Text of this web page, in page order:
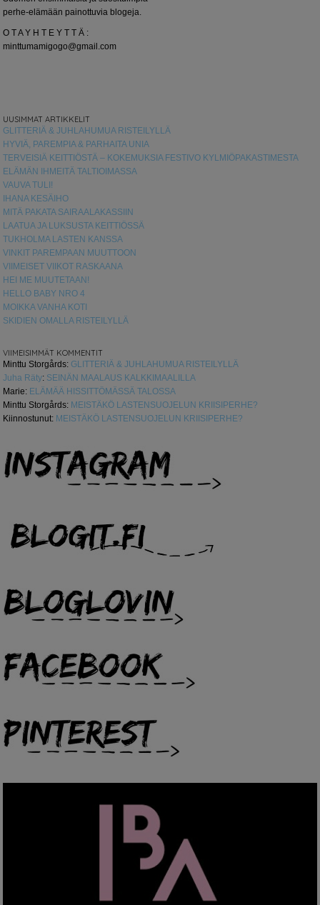
perhe-elämään painottuvia blogeja.
O T A Y H T E Y T T Ä :
minttumamigogo@gmail.com
UUSIMMAT ARTIKKELIT
GLITTERIÄ & JUHLAHUMUA RISTEILYLLÄ
HYVIÄ, PAREMPIA & PARHAITA UNIA
TERVEISIÄ KEITTIÖSTÄ – KOKEMUKSIA FESTIVO KYLMIÖPAKASTIMESTA
ELÄMÄN IHMEITÄ TALTIOIMASSA
VAUVA TULI!
IHANA KESÄIHO
MITÄ PAKATA SAIRAALAKASSIIN
LAATUA JA LUKSUSTA KEITTIÖSSÄ
TUKHOLMA LASTEN KANSSA
VINKIT PAREMPAAN MUUTTOON
VIIMEISET VIIKOT RASKAANA
HEI ME MUUTETAAN!
HELLO BABY NRO 4
MOIKKA VANHA KOTI
SKIDIEN OMALLA RISTEILYLLÄ
VIIMEISIMMÄT KOMMENTIT
Minttu Storgårds: GLITTERIÄ & JUHLAHUMUA RISTEILYLLÄ
Juha Räty: SEINÄN MAALAUS KALKKIMAALILLA
Marie: ELÄMÄÄ HISSITTÖMÄSSÄ TALOSSA
Minttu Storgårds: MEISTÄKÖ LASTENSUOJELUN KRIISIPERHE?
Kiinnostunut: MEISTÄKÖ LASTENSUOJELUN KRIISIPERHE?